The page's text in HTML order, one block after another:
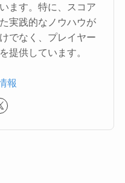
ます。特に、スコア
実践的なノウハウが
でなく、プレイヤー
提供しています。
報